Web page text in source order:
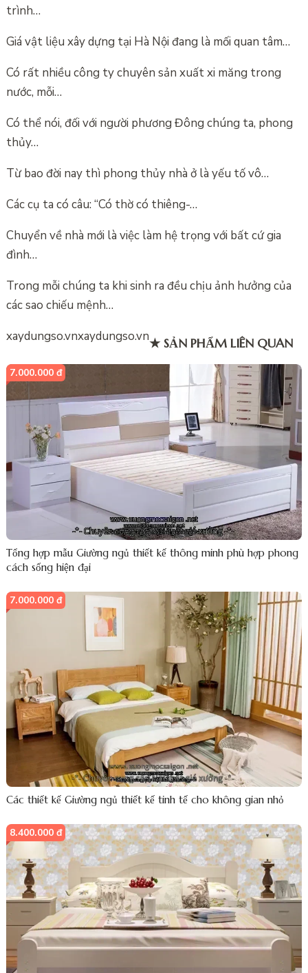
trình…
Giá vật liệu xây dựng tại Hà Nội đang là mối quan tâm…
Có rất nhiều công ty chuyên sản xuất xi măng trong
nước, mỗi…
Có thể nói, đối với người phương Đông chúng ta, phong
thủy…
Từ bao đời nay thì phong thủy nhà ở là yếu tố vô…
Các cụ ta có câu: “Có thờ có thiêng-…
Chuyển về nhà mới là việc làm hệ trọng với bất cứ gia
đình…
Trong mỗi chúng ta khi sinh ra đều chịu ảnh hưởng của
các sao chiếu mệnh…
xaydungso.vnxaydungso.vn★ SẢN PHẨM LIÊN QUAN
7.000.000 đ
Tổng hợp mẫu Giường ngủ thiết kế thông minh phù hợp phong
cách sống hiện đại
7.000.000 đ
Các thiết kế Giường ngủ thiết kế tinh tế cho không gian nhỏ
8.400.000 đ